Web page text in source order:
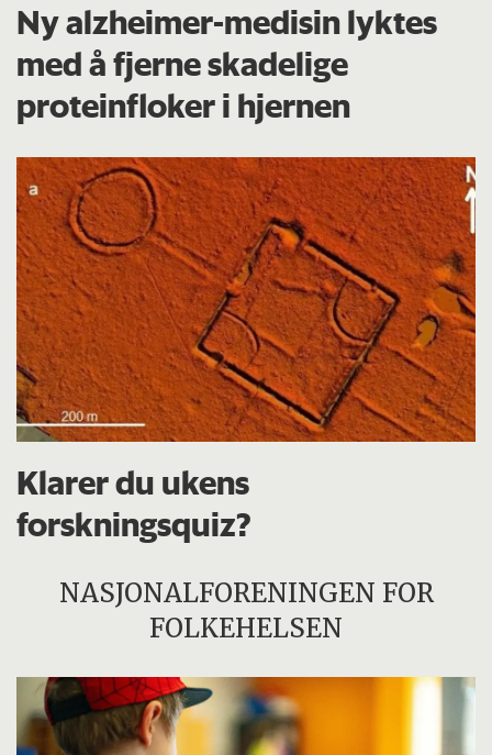
Ny alzheimer-medisin lyktes
med å fjerne skadelige
proteinfloker i hjernen
Klarer du ukens
forskningsquiz?
NASJONALFORENINGEN FOR
FOLKEHELSEN